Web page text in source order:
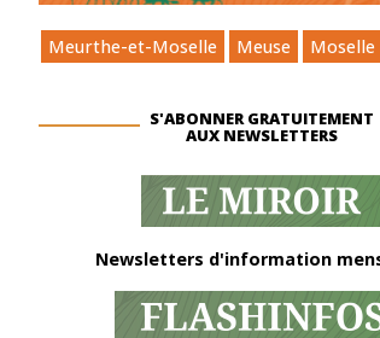
Meurthe-et-Moselle Meuse Moselle
S'ABONNER GRATUITEMENT
AUX NEWSLETTERS
Newsletters d'information